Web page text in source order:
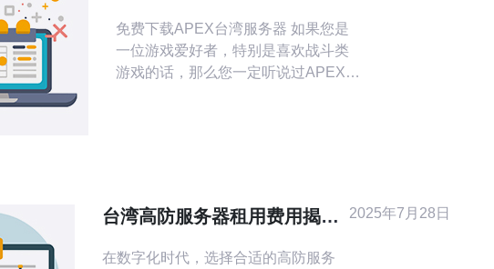
免费下载APEX台湾服务器 如果您是
一位游戏爱好者，特别是喜欢战斗类
游戏的话，那么您一定听说过APEX
者。 如果您在台湾或者周边地
台湾高防服务器租用费用揭秘
在数字化时代，选择合适的高防服务
2025年7月28日